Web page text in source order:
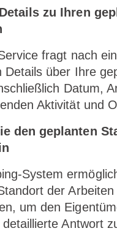
zu Ihren
fragt nach
Details über Ihre
Datum,
Aktivität und
den geplanten
System
der Arbeiten
um den
Antwort